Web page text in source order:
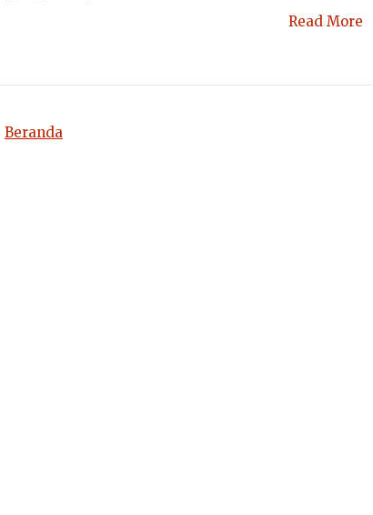
Read More
Beranda